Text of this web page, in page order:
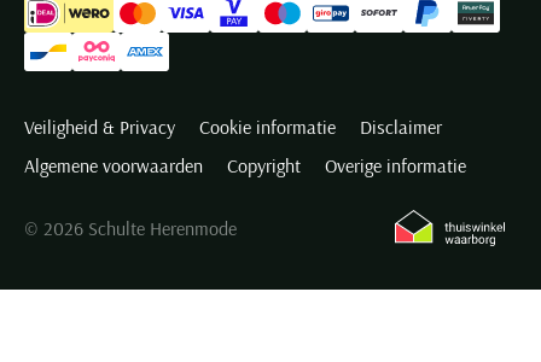
Veiligheid & Privacy Cookie informatie
Disclaimer
Algemene voorwaarden
Copyright Overige informatie
© 2026 Schulte Herenmode